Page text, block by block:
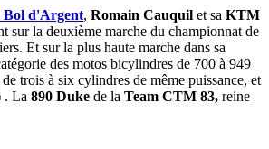
Bol d'Argent, Romain Cauquil et sa KTM
sur la deuxième marche du championnat de
Et sur la plus haute marche dans sa
des motos bicylindres de 700 à 949
trois à six cylindres de même puissance, et
. La 890 Duke de la Team CTM 83, reine